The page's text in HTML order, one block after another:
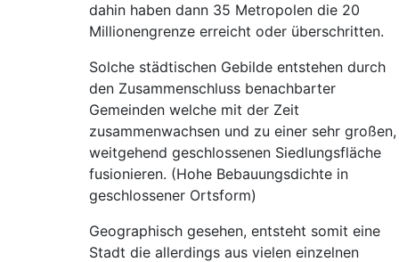
dahin haben dann 35 Metropolen die 20
Millionengrenze erreicht oder überschritten.
Solche städtischen Gebilde entstehen durch
den Zusammenschluss benachbarter
Gemeinden welche mit der Zeit
zusammenwachsen und zu einer sehr großen,
weitgehend geschlossenen Siedlungsfläche
fusionieren. (Hohe Bebauungsdichte in
geschlossener Ortsform)
Geographisch gesehen, entsteht somit eine
Stadt die allerdings aus vielen einzelnen